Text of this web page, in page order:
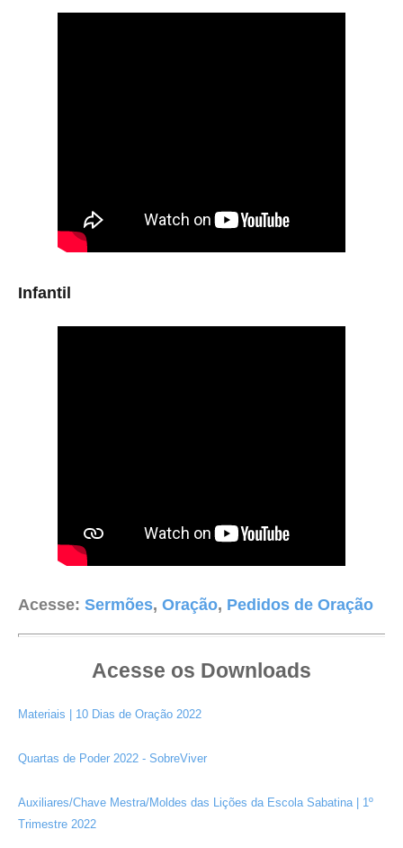
Infantil
Acesse: Sermões, Oração, Pedidos de Oração
Acesse os Downloads
Materiais | 10 Dias de Oração 2022
Quartas de Poder 2022 - SobreViver
Auxiliares/Chave Mestra/Moldes das Lições da Escola Sabatina | 1º
Trimestre 2022